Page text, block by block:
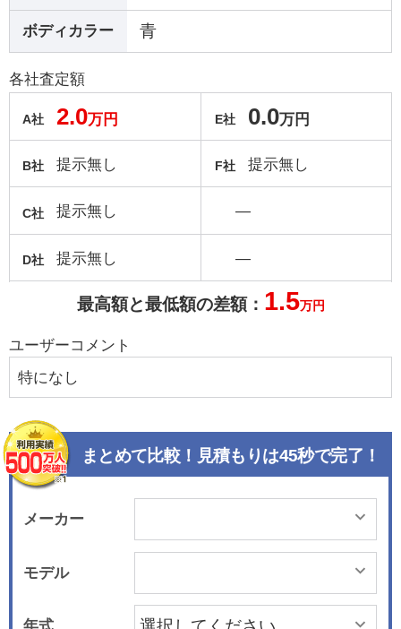
ボディカラー 青
各社査定額
A社 2.0万円
B社 提示無し
C社 提示無し
D社 提示無し
E社 0.0万円
F社 提示無し
―
―
最高額と最低額の差額： 1.5万円
ユーザーコメント
特になし
まとめて比較！見積もりは45秒で完了！
メーカー
モデル